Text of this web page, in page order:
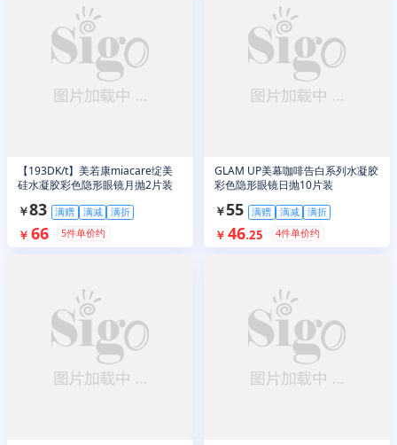
【193DK/t】美若康miacare绽美
硅水凝胶彩色隐形眼镜月抛2片装
￥83 满赠 满减 满折
￥ 66 5件单价约
GLAM UP美幕咖啡告白系列水凝胶
彩色隐形眼镜日抛10片装
￥55 满赠 满减 满折
￥ 46.25 4件单价约